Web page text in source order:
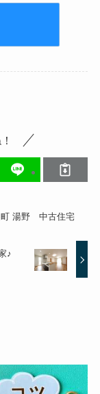
湯野 中古住宅
♪